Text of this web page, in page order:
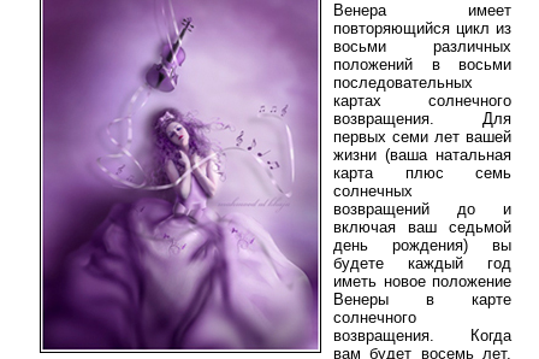
Венера имеет
повторяющийся цикл из
восьми различных
положений в восьми
последовательных
картах солнечного
возвращения. Для
первых семи лет вашей
жизни (ваша натальная
карта плюс семь
солнечных
возвращений до и
включая ваш седьмой
день рождения) вы
будете каждый год
иметь новое положение
Венеры в карте
солнечного
возвращения. Когда
вам будет восемь лет,